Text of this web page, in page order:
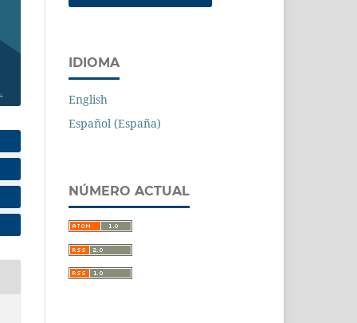
IDIOMA
English
Español (España)
NÚMERO ACTUAL